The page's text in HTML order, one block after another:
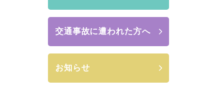
交通事故に遭われた方へ
お知らせ